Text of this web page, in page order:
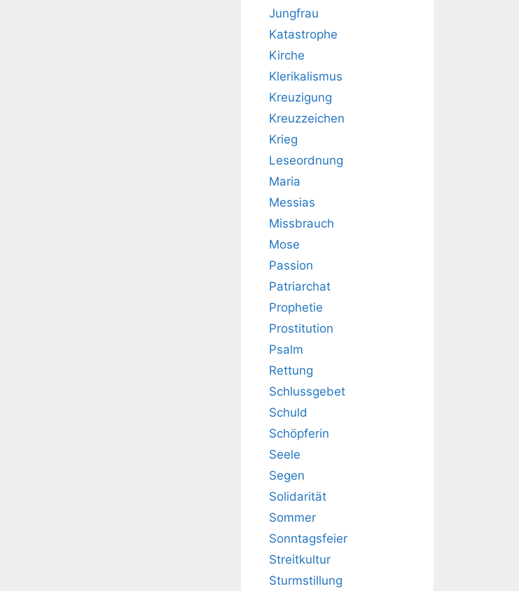
Jungfrau
Katastrophe
Kirche
Klerikalismus
Kreuzigung
Kreuzzeichen
Krieg
Leseordnung
Maria
Messias
Missbrauch
Mose
Passion
Patriarchat
Prophetie
Prostitution
Psalm
Rettung
Schlussgebet
Schuld
Schöpferin
Seele
Segen
Solidarität
Sommer
Sonntagsfeier
Streitkultur
Sturmstillung